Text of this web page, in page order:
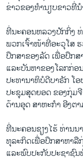
ຂ່າວ​ຂອງ​ທຳນຽບຂາວ​ທີ່​
ທີ່​ນະຄອນຫລວງປັກ​ກິ່ງ
ພວກ​ເຈົ້າໜ້າ​ທີ່​ອະ​ວຸ​ໂສ
ປຶກສາ​ຂອງລັດ ​ເພື່ອ​ປຶກ
ແລະ​ບັນຫາ​ຂອງໂລກກ່ອ
ປະທານາທິບໍດີ​ບາຣັກ ​ໂອ
ປະຊຸມ​ສຸດ​ຍອດ ​ຂອ​ງກຸ່ມ
ດ້ານ​ອຸດ ສາຫະກຳ ອີງ​ຕ
ທີ່​ນະຄອນ​ຊຽງ​ໄຮ້ ທ່ານ​
ທຸລະກິດ​ເພື່ອ​ປຶກສາ​ຫາລື​
ແລະພົບ​ປະກັບ​ປະຊາຊົນ​